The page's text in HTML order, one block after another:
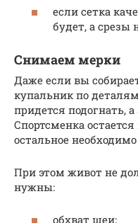
если сетка
будет, а срезы
Снимаем мерки
Даже если вы
купальник по
придется подогнать,
Спортсменка
остальное
При этом живот не
нужны:
обхват шеи;